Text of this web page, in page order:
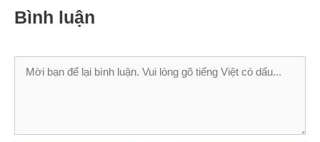
Bình luận
Bình